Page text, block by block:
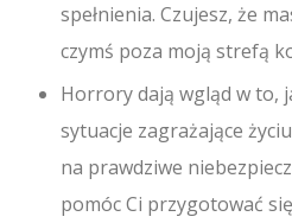
spełnienia. Czujesz, że
czymś poza moją strefą
Horrory dają wgląd w to,
sytuacje zagrażające
na prawdziwe
pomóc Ci przygotować